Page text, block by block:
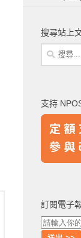
搜尋站上
搜
尋
字:
支持
訂閱電子